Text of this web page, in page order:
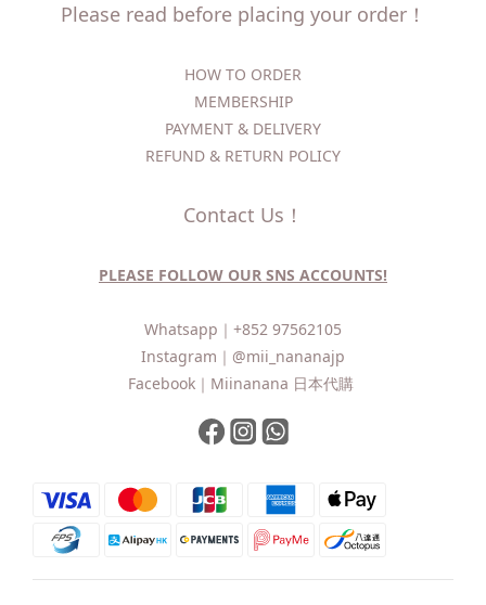
Please read before placing your order！
HOW TO ORDER​
MEMBERSHIP
PAYMENT & DELIVERY
REFUND & RETURN POLICY
Contact Us！
PLEASE FOLLOW OUR SNS ACCOUNTS!
Whatsapp｜ +852 97562105
Instagram｜ @mii_nananajp
Facebook｜ Miinanana 日本代購